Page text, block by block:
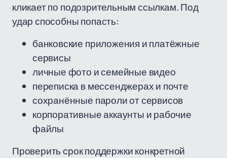
кликает по подозрительным ссылкам. Под
удар способны попасть:
банковские приложения и платёжные
сервисы
личные фото и семейные видео
переписка в мессенджерах и почте
сохранённые пароли от сервисов
корпоративные аккаунты и рабочие
файлы
Проверить срок поддержки конкретной